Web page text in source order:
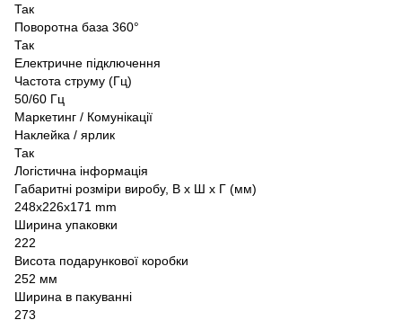
Так
Поворотна база 360°
Так
Електричне підключення
Частота струму (Гц)
50/60 Гц
Маркетинг / Комунікації
Наклейка / ярлик
Так
Логістична інформація
Габаритні розміри виробу, В х Ш х Г (мм)
248x226x171 mm
Ширина упаковки
222
Висота подарункової коробки
252 мм
Ширина в пакуванні
273